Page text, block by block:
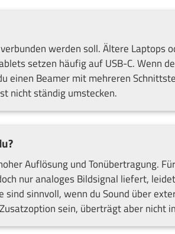
werden soll. Ältere Laptops
setzen häufig auf USB-C. Wenn
einen Beamer mit mehreren
nicht ständig umstecken.
Auflösung und Tonübertragung.
nur analoges Bildsignal liefert,
sinnvoll, wenn du Sound über
sein, überträgt aber nicht